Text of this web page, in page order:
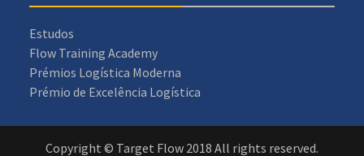
Estudos
Flow Training Academy
Prémios Logística Moderna
Prémio de Excelência Logística
Copyright © Target Flow 2018 All rights reserved.